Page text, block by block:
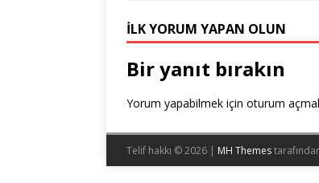
k
İLK YORUM YAPAN OLUN
Bir yanıt bırakın
Yorum yapabilmek için oturum
Telif hakkı © 2026 | MH Themes